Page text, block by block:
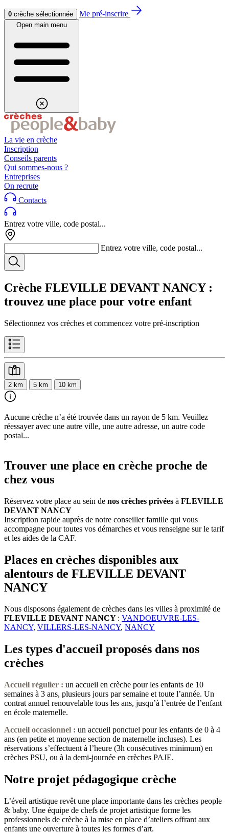
Aller au contenuAller au footer
0 crèche sélectionnée Me pré-inscrire
Open main menu
La vie en crèche
Inscription
Conseils parents
Qui sommes-nous ?
Entreprises
On recrute
Contacts
Entrez votre ville, code postal...
Entrez votre ville, code postal...
Crèche FLEVILLE DEVANT NANCY:
trouvez une place pour votre enfant
Sélectionnez vos crèches et commencez votre pré-inscription
2 km 5 km 10 km
Aucune crèche n’a été trouvée dans un rayon de 5 km. Veuillez
réessayer avec une autre ville, une autre adresse, un autre code
postal...
Trouver une place en crèche proche de
chez vous
Réservez votre place au sein de nos crèches privées à FLEVILLE
DEVANT NANCY
Inscription rapide auprès de notre conseiller famille qui vous
accompagne pour toutes vos démarches et vous renseigne sur le tarif
et les aides de la CAF.
Places en crèches disponibles aux
alentours de FLEVILLE DEVANT
NANCY
Nous disposons également de crèches dans les villes à proximité de
FLEVILLE DEVANT NANCY : VANDOEUVRE-LES-
NANCY, VILLERS-LES-NANCY, NANCY
Les types d'accueil proposés dans nos
crèches
Accueil régulier : un accueil en crèche pour les enfants de 10
semaines à 3 ans, plusieurs jours par semaine et toute l’année. Un
contrat annuel renouvelable tous les ans, jusqu’à l’entrée de l’enfant
en école maternelle.
Accueil occasionnel : un accueil ponctuel pour les enfants de 0 à 4
ans (en petite et moyenne section de maternelle incluses). Les
réservations s’effectuent à l’heure (3h consécutives minimum) en
crèches PSU, ou à la demi-journée en crèches PAJE.
Notre projet pédagogique crèche
L’éveil artistique revêt une place importante dans les crèches people
& baby. Une équipe de chefs de projet artistique forme les
professionnels de crèche à la mise en place d’ateliers offrant aux
enfants une ouverture à toutes les formes d’art.